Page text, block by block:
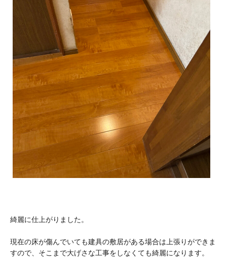
綺麗に仕上がりました。
現在の床が傷んでいても建具の敷居がある場合は上張りができま
すので、そこまで大げさな工事をしなくても綺麗になります。